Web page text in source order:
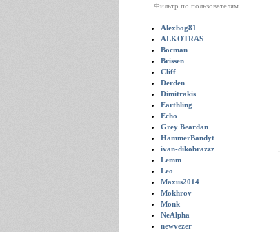
Фильтр по пользователям
Alexbog81
ALKOTRAS
Bocman
Brissen
Cliff
Derden
Dimitrakis
Earthling
Echo
Grey Beardan
HammerBandyt
ivan-dikobrazzz
Lemm
Leo
Maxus2014
Mokhrov
Monk
NeAlpha
newvezer